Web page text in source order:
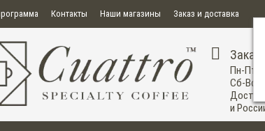
Контакты Наши магазины Заказ и доставка
Правила продажи товаров
обработки персональных данных
соглашение
Заказ
Пн-Пт:
Сб-Вс:
и